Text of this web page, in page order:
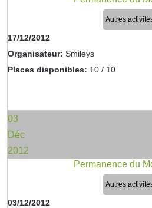
Autres
17/12/2012
Organisateur: Smileys
Places disponibles: 10 / 10
03
Déc
2012
Permanence du
Autres
03/12/2012